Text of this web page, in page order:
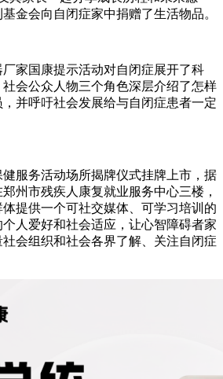
金会向自闭症家中捐赠了生活物品。
家国康提示活动对自闭症展开了科
会公众人物三个角色深层介绍了怎样
并呼吁社会发展给与自闭症患者一定
服务活动场所揭牌仪式挂牌上市，据
州市残疾人康复就业服务中心三楼，
提供一个可社交媒体、可学习培训的
人爱好和社会适应，让心智障碍者家
会组织和社会各界了解、关注自闭症